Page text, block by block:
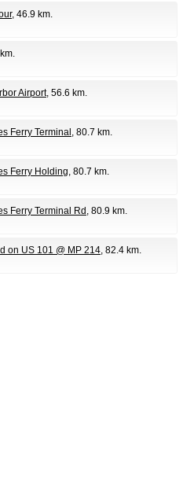
, 46.9 km.
Airport, 56.6 km.
Ferry Terminal , 80.7 km.
Ferry Holding, 80.7 km.
Ferry Terminal Rd , 80.9 km.
on US 101 @ MP 214, 82.4 km.